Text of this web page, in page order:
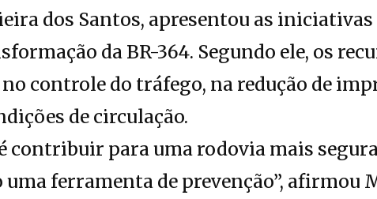
dos Santos, apresentou as
da BR-364. Segundo ele, os
controle do tráfego, na redução de
de circulação.
contribuir para uma rodovia mais
ferramenta de prevenção”, afirmou